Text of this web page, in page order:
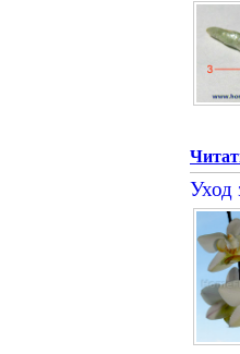
Уход